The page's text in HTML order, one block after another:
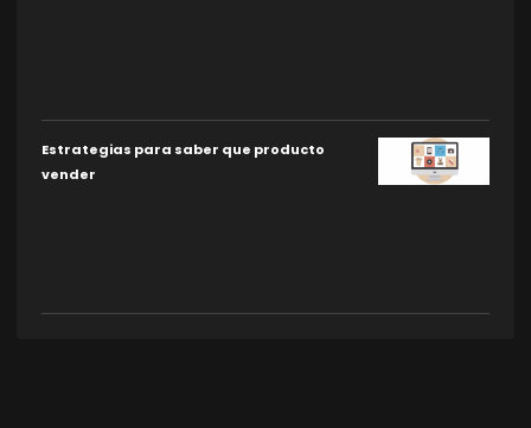
Estrategias para saber que producto
vender